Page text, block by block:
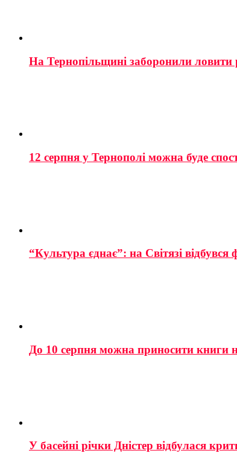
На Тернопільщині заборонили ловити
12 серпня у Тернополі можна буде
“Культура єднає”: на Світязі
До 10 серпня можна приносити книги
У басейні річки Дністер відбулася